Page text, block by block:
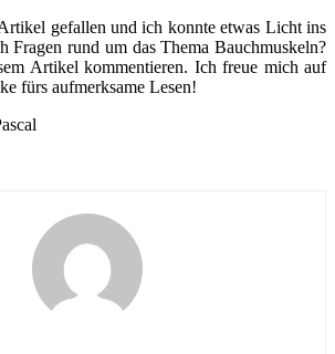
gefallen und ich konnte etwas Licht ins
Fragen rund um das Thema Bauchmuskeln?
Artikel kommentieren. Ich freue mich auf
fürs aufmerksame Lesen!